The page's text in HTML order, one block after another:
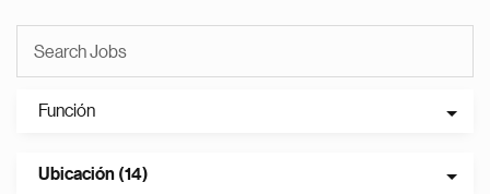
Función
Ubicación (14)